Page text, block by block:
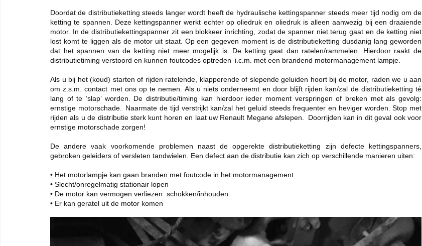
Doordat de distributieketting steeds langer wordt heeft de hydraulische kettingspanner steeds meer tijd nodig om de
ketting te spannen. Deze kettingspanner werkt echter op oliedruk en oliedruk is alleen aanwezig bij een draaiende
motor. In de distributiekettingspanner zit een blokkeer inrichting, zodat de spanner niet terug gaat en de ketting niet
lost komt te liggen als de motor uit staat. Op een gegeven moment is de distributieketting dusdanig lang geworden
dat het spannen van de ketting niet meer mogelijk is. De ketting gaat dan ratelen/rammelen. Hierdoor raakt de
distributietiming verstoord en kunnen foutcodes optreden  i.c.m. met een brandend motormanagement lampje.
Als u bij het (koud) starten of rijden ratelende, klapperende of slepende geluiden hoort bij de motor, raden we u aan
om z.s.m. contact met ons op te nemen. Als u niets onderneemt en door blijft rijden kan/zal de distributieketting té
lang of te ‘slap’ worden. De distributie/timing kan hierdoor ieder moment verspringen of breken met als gevolg:
ernstige motorschade.  Naarmate de tijd verstrijkt kan/zal het geluid steeds frequenter en heviger worden. Stop met
rijden als u de distributie sterk kunt horen en laat uw Renault Megane afslepen.  Doorrijden kan in dit geval ook voor
ernstige motorschade zorgen!
De andere vaak voorkomende problemen naast de opgerekte distributieketting zijn defecte kettingspanners,
gebroken geleiders of versleten tandwielen. Een defect aan de distributie kan zich op verschillende manieren uiten:
• Het motorlampje kan gaan branden met foutcode in het motormanagement
• Slecht/onregelmatig stationair lopen
• De motor kan vermogen verliezen: schokken/inhouden
• Er kan geratel uit de motor komen